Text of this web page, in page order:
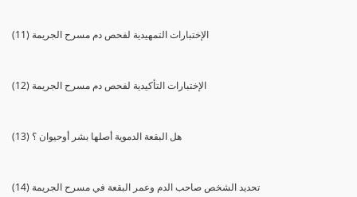
(11) الإختبارات التمهيدية لفحص دم مسرح الجريمة
(12) الإختبارات التأكيدية لفحص دم مسرح الجريمة
(13) هل البقعة الدموية أصلها بشر أوحيوان ؟
(14) تحديد الشخص صاحب الدم وعمر البقعة في مسرح الجريمة